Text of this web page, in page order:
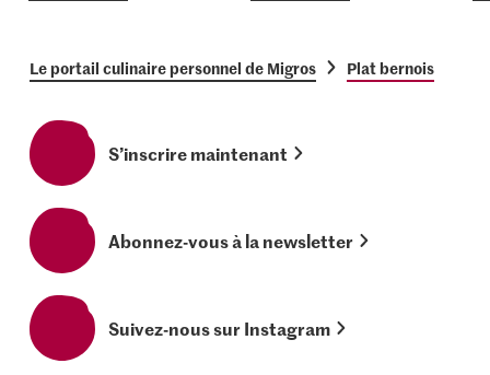
Le portail culinaire personnel de Migros Plat bernois
S’inscrire maintenant
Abonnez-vous à la newsletter
Suivez-nous sur Instagram